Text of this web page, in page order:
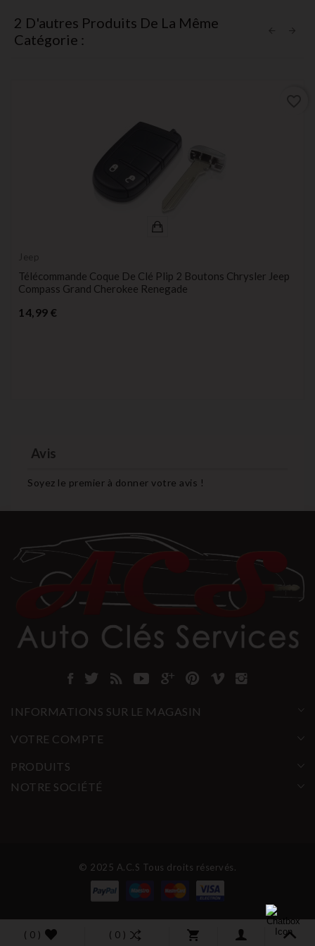
2 D'autres Produits De La Même
Catégorie :
Jeep
Télécommande Coque De Clé Plip 2 Boutons Chrysler Jeep
Compass Grand Cherokee Renegade
14,99 €
Avis
Soyez le premier à donner votre avis !
INFORMATIONS SUR LE MAGASIN
VOTRE COMPTE
PRODUITS
NOTRE SOCIÉTÉ
© 2025 A.C.S Tous droits réservés.
( 0 ) ( 0 )